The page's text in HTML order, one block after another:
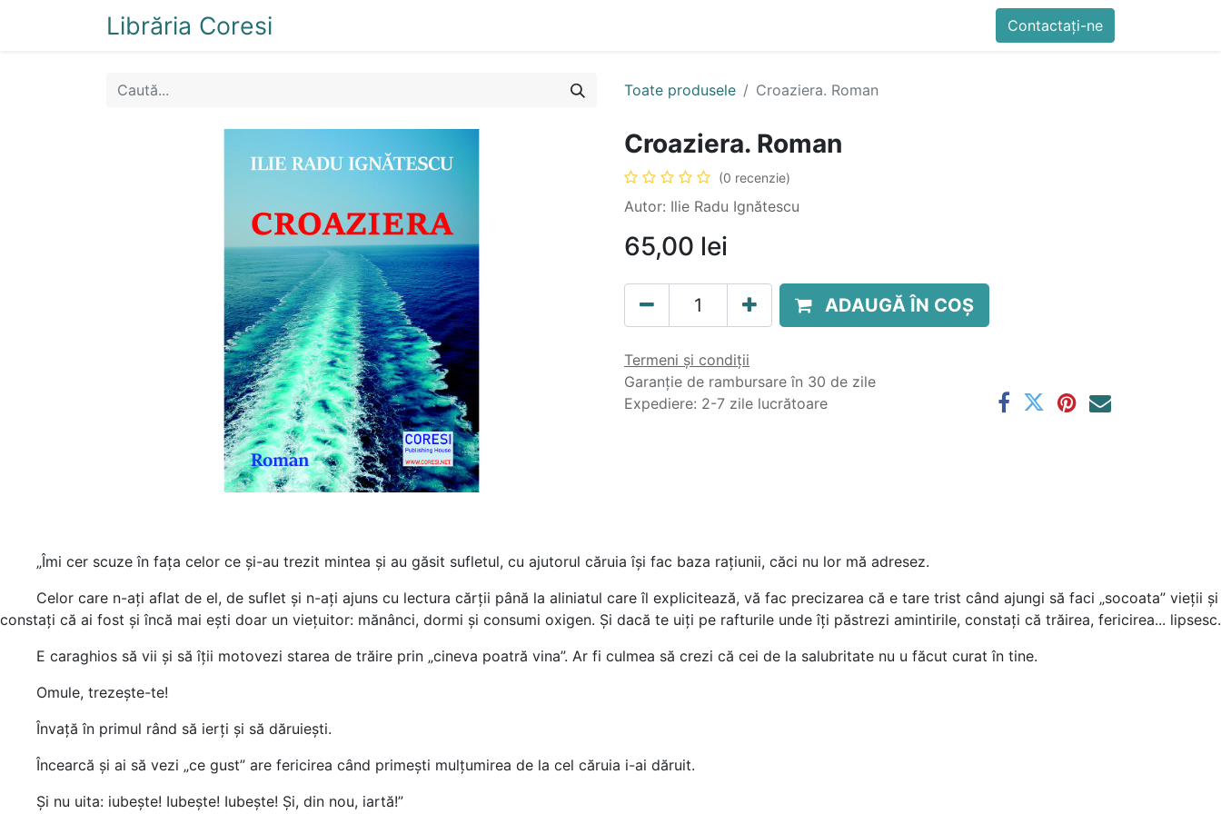
Librăria Coresi Contactați-ne Generator QR
Contactați-ne
Toate produsele Croaziera. Roman
Croaziera. Roman
(0 recenzie)
Autor: Ilie Radu Ignătescu
65,00 lei
ADAUGĂ ÎN COȘ
Termeni și condiții
Garanție de rambursare în 30 de zile
Expediere: 2-7 zile lucrătoare
„Îmi cer scuze în fața celor ce și-au trezit mintea și au găsit sufletul, cu ajutorul căruia își fac baza rațiunii, căci nu lor mă adresez.
Celor care n-ați aflat de el, de suflet și n-ați ajuns cu lectura cărții până la aliniatul care îl explicitează, vă fac precizarea că e tare trist când ajungi să faci „socoata” vieții și
constați că ai fost și încă mai ești doar un viețuitor: mănânci, dormi și consumi oxigen. Și dacă te uiți pe rafturile unde îți păstrezi amintirile, constați că trăirea, fericirea... lipsesc.
E caraghios să vii și să îții motovezi starea de trăire prin „cineva poatră vina”. Ar fi culmea să crezi că cei de la salubritate nu u făcut curat în tine.
Omule, trezește-te!
Învață în primul rând să ierți și să dăruiești.
Încearcă și ai să vezi „ce gust” are fericirea când primești mulțumirea de la cel căruia i-ai dăruit.
Și nu uita: iubește! Iubește! Iubește! Și, din nou, iartă!”